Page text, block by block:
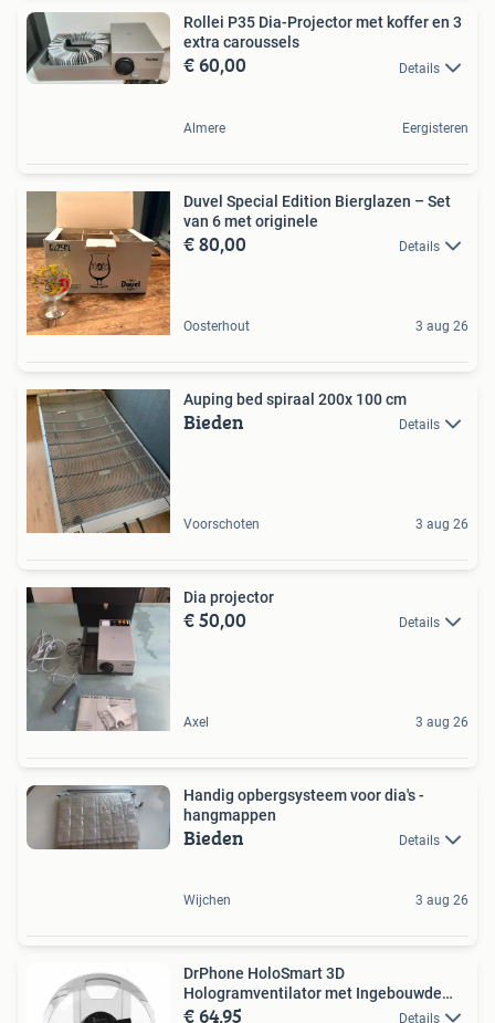
Rollei P35 Dia-Projector met koffer en 3
extra caroussels
€ 60,00 Details
Almere Eergisteren
Duvel Special Edition Bierglazen – Set
van 6 met originele
€ 80,00 Details
Oosterhout 3 aug 26
Auping bed spiraal 200x 100 cm
Bieden Details
Voorschoten 3 aug 26
Dia projector
€ 50,00 Details
Axel 3 aug 26
Handig opbergsysteem voor dia's -
hangmappen
Bieden Details
Wijchen 3 aug 26
DrPhone HoloSmart 3D
Hologramventilator met Ingebouwde
Speak
€ 64,95 Details